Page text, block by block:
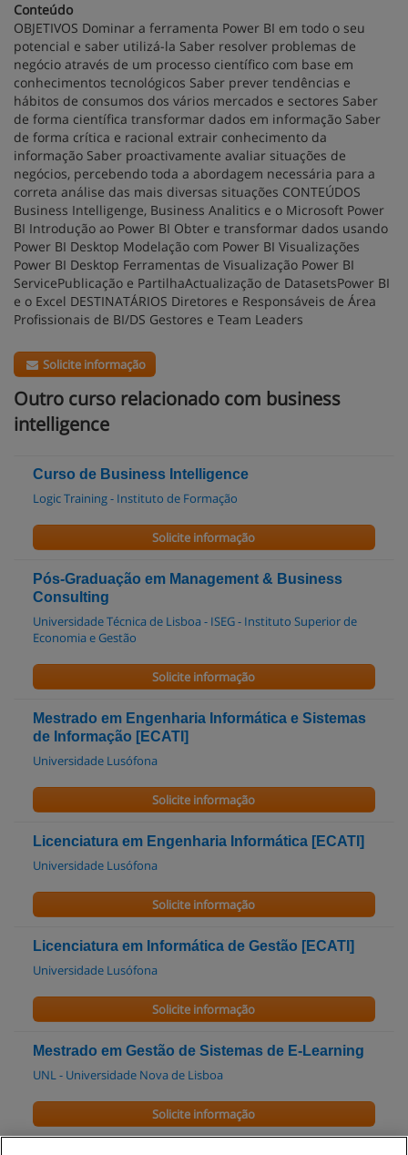
Conteúdo
OBJETIVOS Dominar a ferramenta Power BI em todo o seu
potencial e saber utilizá-la Saber resolver problemas de
negócio através de um processo científico com base em
conhecimentos tecnológicos Saber prever tendências e
hábitos de consumos dos vários mercados e sectores Saber
de forma científica transformar dados em informação Saber
de forma crítica e racional extrair conhecimento da
informação Saber proactivamente avaliar situações de
negócios, percebendo toda a abordagem necessária para a
correta análise das mais diversas situações CONTEÚDOS
Business Intelligenge, Business Analitics e o Microsoft Power
BI Introdução ao Power BI Obter e transformar dados usando
Power BI Desktop Modelação com Power BI Visualizações
Power BI Desktop Ferramentas de Visualização Power BI
ServicePublicação e PartilhaActualização de DatasetsPower BI
e o Excel DESTINATÁRIOS Diretores e Responsáveis de Área
Profissionais de BI/DS Gestores e Team Leaders
Solicite informação
Outro curso relacionado com business
intelligence
Curso de Business Intelligence
Logic Training - Instituto de Formação
Solicite informação
Pós-Graduação em Management & Business
Consulting
Universidade Técnica de Lisboa - ISEG - Instituto Superior de
Economia e Gestão
Solicite informação
Mestrado em Engenharia Informática e Sistemas
de Informação [ECATI]
Universidade Lusófona
Solicite informação
Licenciatura em Engenharia Informática [ECATI]
Universidade Lusófona
Solicite informação
Licenciatura em Informática de Gestão [ECATI]
Universidade Lusófona
Solicite informação
Mestrado em Gestão de Sistemas de E-Learning
UNL - Universidade Nova de Lisboa
Solicite informação